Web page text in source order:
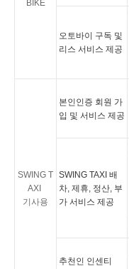
BIKE
오토바이 구독 및
리스 서비스 제공
SWING T
AXI
기사용
본인인증 회원 가
입 및 서비스 제공
SWING TAXI 배
차, 제휴, 정산, 부
가 서비스 제공
추천인 인센티